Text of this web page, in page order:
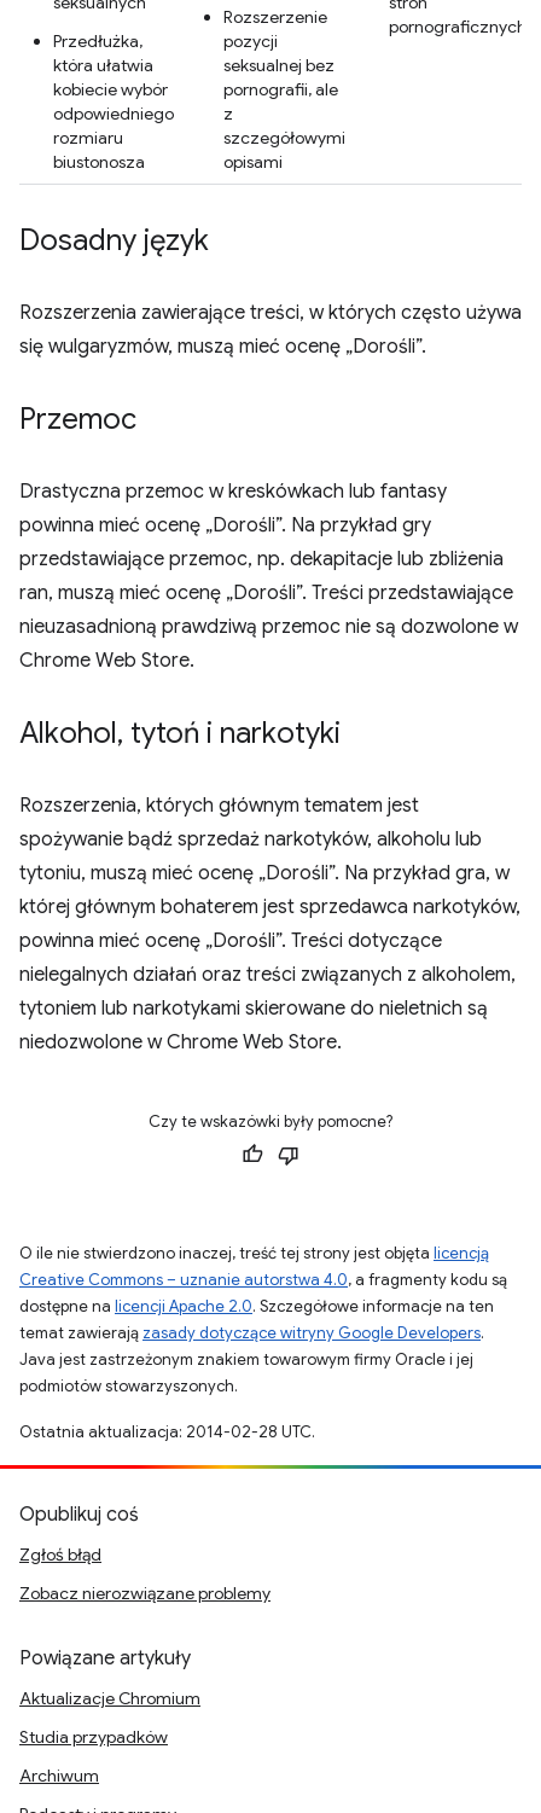
Przedłużka,
która ułatwia
kobiecie wybór
odpowiedniego
rozmiaru
biustonosza
Rozszerzenie
pozycji
seksualnej bez
pornografii, ale
z
szczegółowymi
opisami
pornograficznych
Dosadny język
Rozszerzenia zawierające treści, w których często używa
się wulgaryzmów, muszą mieć ocenę „Dorośli”.
Przemoc
Drastyczna przemoc w kreskówkach lub fantasy
powinna mieć ocenę „Dorośli”. Na przykład gry
przedstawiające przemoc, np. dekapitacje lub zbliżenia
ran, muszą mieć ocenę „Dorośli”. Treści przedstawiające
nieuzasadnioną prawdziwą przemoc nie są dozwolone w
Chrome Web Store.
Alkohol, tytoń i narkotyki
Rozszerzenia, których głównym tematem jest
spożywanie bądź sprzedaż narkotyków, alkoholu lub
tytoniu, muszą mieć ocenę „Dorośli”. Na przykład gra, w
której głównym bohaterem jest sprzedawca narkotyków,
powinna mieć ocenę „Dorośli”. Treści dotyczące
nielegalnych działań oraz treści związanych z alkoholem,
tytoniem lub narkotykami skierowane do nieletnich są
niedozwolone w Chrome Web Store.
Czy te wskazówki były pomocne?
O ile nie stwierdzono inaczej, treść tej strony jest objęta licencją
Creative Commons – uznanie autorstwa 4.0, a fragmenty kodu są
dostępne na licencji Apache 2.0. Szczegółowe informacje na ten
temat zawierają zasady dotyczące witryny Google Developers.
Java jest zastrzeżonym znakiem towarowym firmy Oracle i jej
podmiotów stowarzyszonych.
Ostatnia aktualizacja: 2014-02-28 UTC.
Opublikuj coś
Zgłoś błąd
Zobacz nierozwiązane problemy
Powiązane artykuły
Aktualizacje Chromium
Studia przypadków
Archiwum